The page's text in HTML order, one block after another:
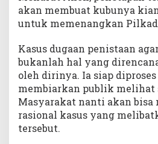
akan membuat kubunya
untuk memenangkan
Kasus dugaan penistaan
bukanlah hal yang
oleh dirinya. Ia siap
membiarkan publik melihat
Masyarakat nanti akan bisa
rasional kasus yang
tersebut.